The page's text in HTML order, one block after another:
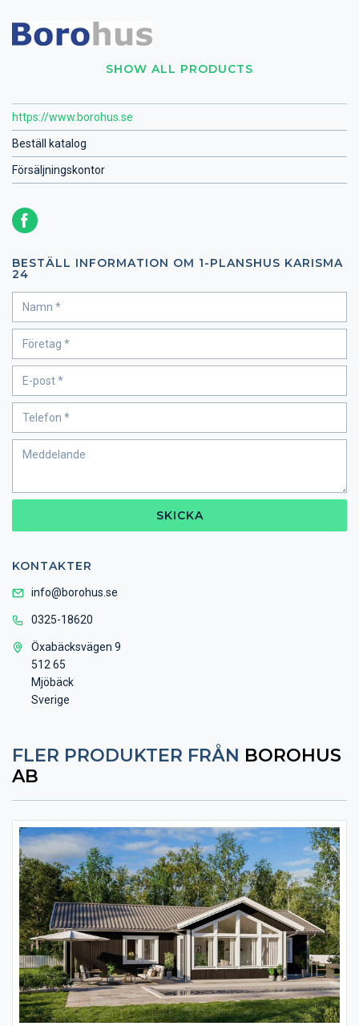
SHOW ALL PRODUCTS
https://www.borohus.se
Beställ katalog
Försäljningskontor
BESTÄLL INFORMATION OM 1-PLANSHUS KARISMA
24
SKICKA
KONTAKTER
info@borohus.se
0325-18620
Öxabäcksvägen 9
512 65
Mjöbäck
Sverige
FLER PRODUKTER FRÅN BOROHUS
AB